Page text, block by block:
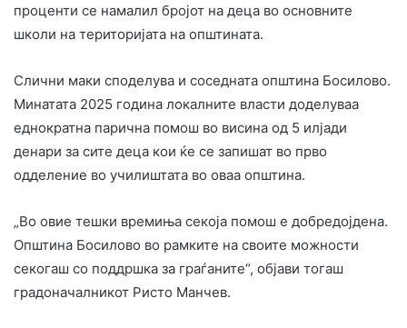
проценти се намалил бројот на деца во основните
школи на територијата на општината.
Слични маки споделува и соседната општина Босилово.
Минатата 2025 година локалните власти доделуваа
еднократна парична помош во висина од 5 илјади
денари за сите деца кои ќе се запишат во прво
одделение во училиштата во оваа општина.
„Во овие тешки времиња секоја помош е добредојдена.
Општина Босилово во рамките на своите можности
секогаш со поддршка за граѓаните“, објави тогаш
градоначалникот Ристо Манчев.